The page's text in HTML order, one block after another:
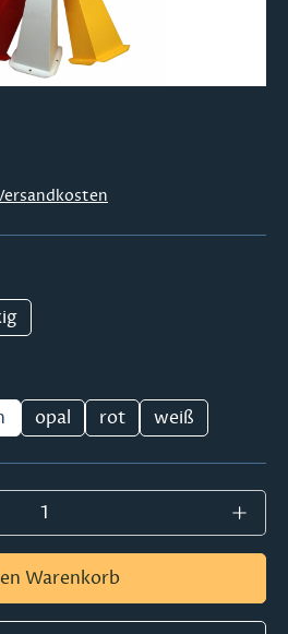
opal rot weiß
Gib den gewünschten
Warenkorb